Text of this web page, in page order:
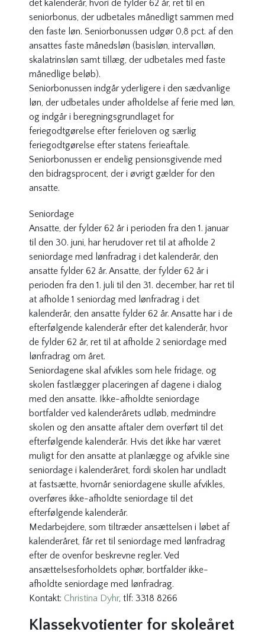
det kalenderår, hvori de fylder 62 år, ret til en
seniorbonus, der udbetales månedligt sammen med
den faste løn. Seniorbonussen udgør 0,8 pct. af den
ansattes faste månedsløn (basisløn, intervalløn,
skalatrinsløn samt tillæg, der udbetales med faste
månedlige beløb).
Seniorbonussen indgår yderligere i den sædvanlige
løn, der udbetales under afholdelse af ferie med løn,
og indgår i beregningsgrundlaget for
feriegodtgørelse efter ferieloven og særlig
feriegodtgørelse efter statens ferieaftale.
Seniorbonussen er endelig pensionsgivende med
den bidragsprocent, der i øvrigt gælder for den
ansatte.
Seniordage
Ansatte, der fylder 62 år i perioden fra den 1. januar
til den 30. juni, har herudover ret til at afholde 2
seniordage med lønfradrag i det kalenderår, den
ansatte fylder 62 år. Ansatte, der fylder 62 år i
perioden fra den 1. juli til den 31. december, har ret til
at afholde 1 seniordag med lønfradrag i det
kalenderår, den ansatte fylder 62 år. Ansatte har i de
efterfølgende kalenderår efter det kalenderår, hvor
de fylder 62 år, ret til at afholde 2 seniordage med
lønfradrag om året.
Seniordagene skal afvikles som hele fridage, og
skolen fastlægger placeringen af dagene i dialog
med den ansatte. Ikke-afholdte seniordage
bortfalder ved kalenderårets udløb, medmindre
skolen og den ansatte aftaler dem overført til det
efterfølgende kalenderår. Hvis det ikke har været
muligt for den ansatte at planlægge og afvikle sine
seniordage i kalenderåret, fordi skolen har undladt
at fastsætte, hvornår seniordagene skulle afvikles,
overføres ikke-afholdte seniordage til det
efterfølgende kalenderår.
Medarbejdere, som tiltræder ansættelsen i løbet af
kalenderåret, får ret til seniordage med lønfradrag
efter de ovenfor beskrevne regler. Ved
ansættelsesforholdets ophør, bortfalder ikke-
afholdte seniordage med lønfradrag.
Kontakt:Christina Dyhr, tlf: 3318 8266
Klassekvotienter for skoleåret